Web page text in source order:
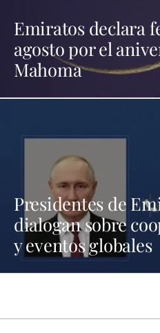
Emiratos declara
agosto por el
Mahoma
Presidentes de
dialogan sobre
y eventos globales